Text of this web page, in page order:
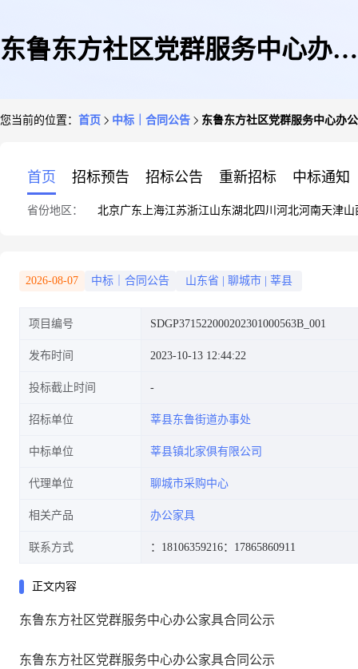
东鲁东方社区党群服务中心办公
您当前的位置： 首页 中标｜合同公告 东鲁东方社区党群服务中心办
首页 招标预告 招标公告 重新招标 中标通知
省份地区： 北京广东 上海江苏浙江山东湖北四川 河北河南天津山
2026-08-07 中标｜合同公告 山东省 聊城市 莘县
项目编号 SDGP371522000202301000563B_001
发布时间 2023-10-13 12:44:22
投标截止时间
招标单位 莘县东鲁街道办事处
中标单位 莘县镇北家俱有限公司
代理单位 聊城市采购中心
相关产品 办公家具
联系方式 ：18106359216：17865860911
正文内容
东鲁东方社区党群服务中心办公家具合同公示
东鲁东方社区党群服务中心办公家具合同公示